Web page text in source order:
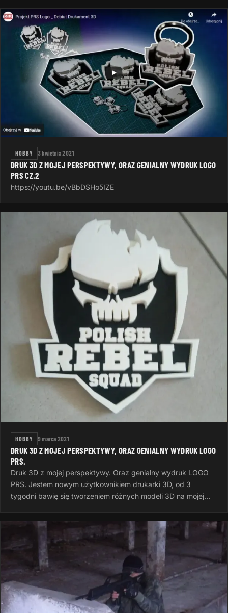
HOBBY 3 kwietnia 2021
DRUK 3D Z MOJEJ PERSPEKTYWY, ORAZ GENIALNY WYDRUK LOGO
PRS CZ.2
https://youtu.be/vBbDSHo5IZE
HOBBY 9 marca 2021
DRUK 3D Z MOJEJ PERSPEKTYWY, ORAZ GENIALNY WYDRUK LOGO
PRS.
Druk 3D z mojej perspektywy. Oraz genialny wydruk LOGO
PRS. Jestem nowym użytkownikiem drukarki 3D, od 3
tygodni bawię się tworzeniem różnych modeli 3D na mojej